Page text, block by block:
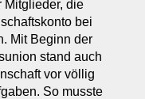
Mitglieder, die
bei
Mit Beginn der
stand auch
vor völlig
So musste